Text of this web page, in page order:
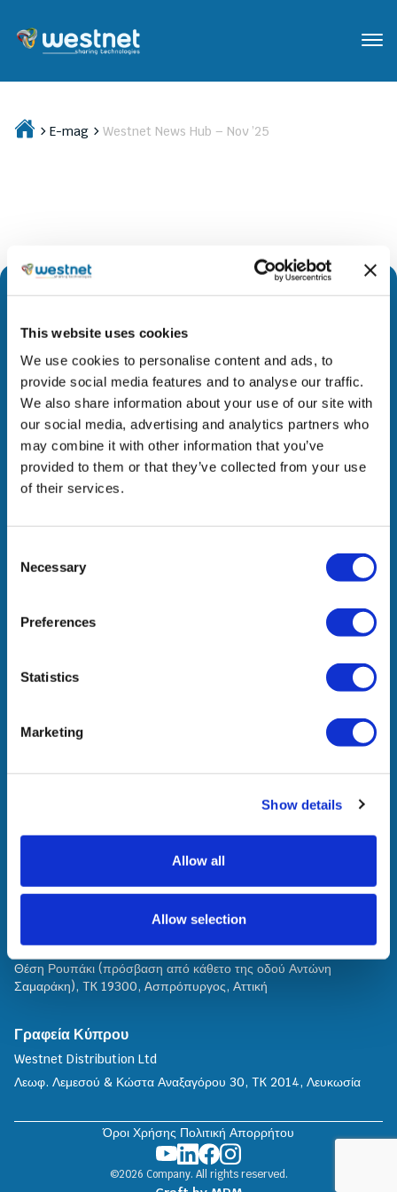
This website uses cookies
We use cookies to personalise content and ads, to
provide social media features and to analyse our traffic.
We also share information about your use of our site with
our social media, advertising and analytics partners who
may combine it with other information that you’ve
provided to them or that they’ve collected from your use
of their services.
Selection
Necessary
Preferences
Statistics
Marketing
Show details
Allow all
Allow selection
E-mag Westnet News Hub – Nov ’25
καινοτόμους λύσεις σε όλες τις αγορές όπου
δραστηριοποιούμαστε. Μέσα από στρατηγικές
συνεργασίες, φέρνουμε προστιθέμενη αξία στους
ανθρώπους μας, τα ενδιαφερόμενα μέρη μας και την
κοινωνία.
Η Δραστηριότητά μας
Βραβεία & Διακρίσεις
Επικοινωνία
Γραφεία
Γραφείο Πωλήσεων Β. Ελλάδος
Γιαννιτσών 90, ΤΚ 546 27, Θεσσαλονίκη
Service Center
Θέση Ρουπάκι (πρόσβαση από κάθετο της οδού Αντώνη
Σαμαράκη), TK 19300, Aσπρόπυργος, Αττική
Γραφεία Κύπρου
Westnet Distribution Ltd
Λεωφ. Λεμεσού & Κώστα Αναξαγόρου 30, TK 2014, Λευκωσία
©2026 Company. All rights reserved.
Όροι Χρήσης Πολιτική Απορρήτου